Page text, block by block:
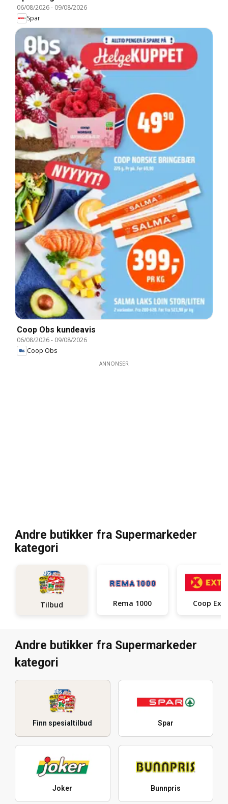
06/08/2026- 09/08/2026
Spar
Coop Obs kundeavis
06/08/2026- 09/08/2026
Coop Obs
ANNONSER
Andre butikker fra Supermarkeder
kategori
Tilbud Rema 1000 Coop
Andre butikker fra Supermarkeder
kategori
Finn spesialtilbud Spar
Joker Bunnpris